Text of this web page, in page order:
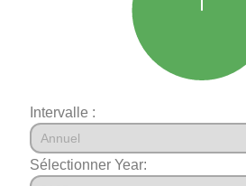
Intervalle :
Sélectionner Year: